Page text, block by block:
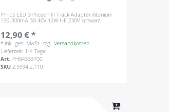
Philips LED 3 Phasen In Track Adapter Xitanium
150-300mA 30-40V 12W HE 230V schwarz
12,90 € *
* inkl. ges. MwSt. zzgl.Versandkosten
Lieferzeit: 1-4 Tage
Art. PH04333700
SKU2.9994.2.110